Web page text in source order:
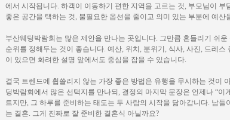
에서 시작됩니다. 하객이 이동하기 편한 지역을 고르는 것, 부모님이
좋은 공간을 택하는 것, 불필요한 옵션을 줄이고 의미 있는 부분에 예
부산웨딩박람회는 많은 제안을 만나는 곳입니다. 그만큼 흔들리기 쉬
순위를 정해두는 것이 좋습니다. 예산, 위치, 분위기, 식사, 사진, 드레
이 있으면 화려한 설명 앞에서도 중심을 잡을 수 있습니다.
결국 트렌드에 휩쓸리지 않는 가장 좋은 방법은 유행을 무시하는 것이
딩박람회에서 많은 선택지를 만나되, 결정의 마지막 문장은 언제나 “
트지만, 그 하루를 준비하는 태도는 두 사람의 시작을 닮아갑니다. 남
는 결혼. 그게 진짜로 잘 준비한 결혼식 아닐까요?